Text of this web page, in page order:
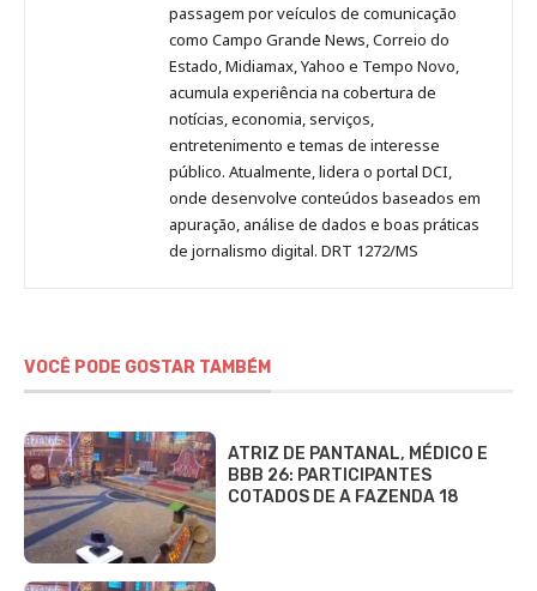
passagem por veículos de comunicação
como Campo Grande News, Correio do
Estado, Midiamax, Yahoo e Tempo Novo,
acumula experiência na cobertura de
notícias, economia, serviços,
entretenimento e temas de interesse
público. Atualmente, lidera o portal DCI,
onde desenvolve conteúdos baseados em
apuração, análise de dados e boas práticas
de jornalismo digital. DRT 1272/MS
VOCÊ PODE GOSTAR TAMBÉM
ATRIZ DE PANTANAL, MÉDICO E
BBB 26: PARTICIPANTES
COTADOS DE A FAZENDA 18